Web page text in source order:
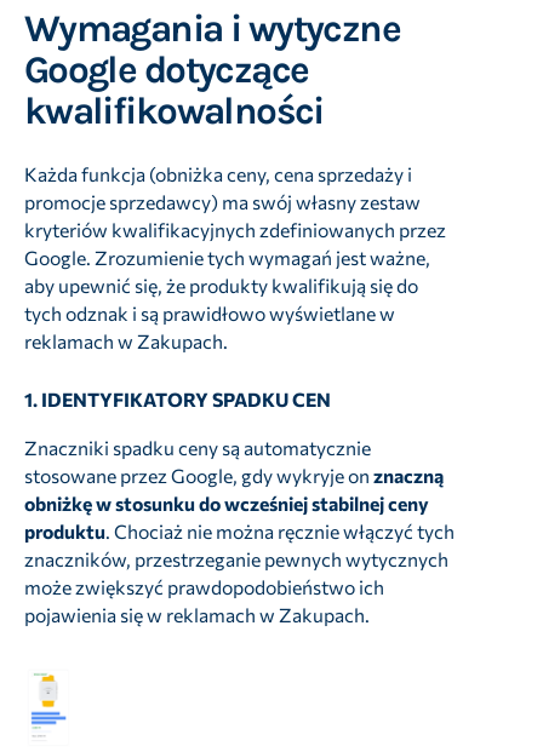
Wymagania i wytyczne
Google dotyczące
kwalifikowalności
Każda funkcja (obniżka ceny, cena sprzedaży i
promocje sprzedawcy) ma swój własny zestaw
kryteriów kwalifikacyjnych zdefiniowanych przez
Google. Zrozumienie tych wymagań jest ważne,
aby upewnić się, że produkty kwalifikują się do
tych odznak i są prawidłowo wyświetlane w
reklamach w Zakupach.
1. IDENTYFIKATORY SPADKU CEN
Znaczniki spadku ceny są automatycznie
stosowane przez Google, gdy wykryje on znaczną
obniżkę w stosunku do wcześniej stabilnej ceny
produktu. Chociaż nie można ręcznie włączyć tych
znaczników, przestrzeganie pewnych wytycznych
może zwiększyć prawdopodobieństwo ich
pojawienia się w reklamach w Zakupach.